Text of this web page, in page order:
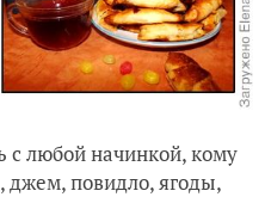
с любой начинкой, кому
джем, повидло, ягоды,